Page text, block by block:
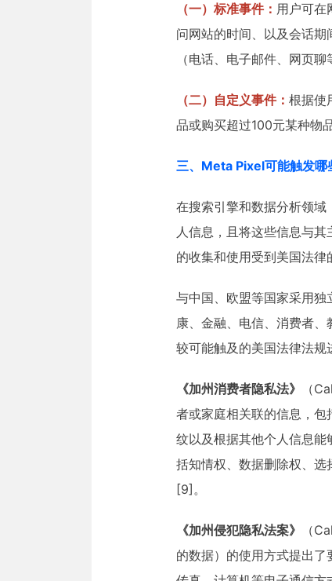
（一）标准事件： 用户可在
问网站的时间、以及会话
（电话、电子邮件、网页
（二）自定义事件： 根据使
品或购买超过100元某种物
三、Meta Pixel可能触发哪
在搜索引擎和数据分析领
人信息，且将这些信息与
的收集和使用受到美国法律
与中国、欧盟等国家采用
康、金融、电信、消费者
较可能触及的美国法律法规
《加州消费者隐私法》
（
者或家庭相关联的信息，
纹以及根据其他个人信息
括知情权、数据删除权、
[9]。
《加州侵犯隐私法案》
（
的数据）的使用方式提出